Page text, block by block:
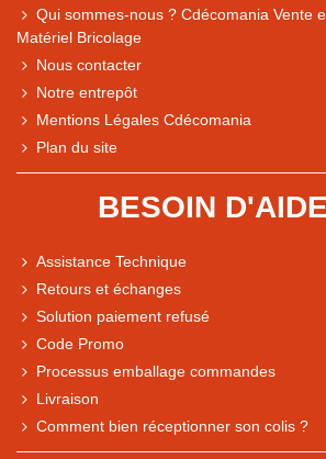
Qui sommes-nous ? Cdécomania Vente
Matériel Bricolage
Nous contacter
Notre entrepôt
Mentions Légales Cdécomania
Plan du site
BESOIN
Assistance Technique
Retours et échanges
Solution paiement refusé
Code Promo
Processus emballage commandes
Livraison
Comment bien réceptionner son colis ?